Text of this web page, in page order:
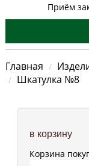
Приём
Главная
Шкатулка №8
в корзину
Корзина